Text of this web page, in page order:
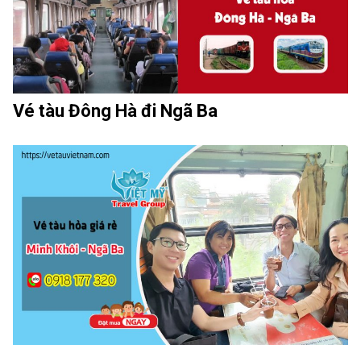
Vé tàu Đông Hà đi Ngã Ba